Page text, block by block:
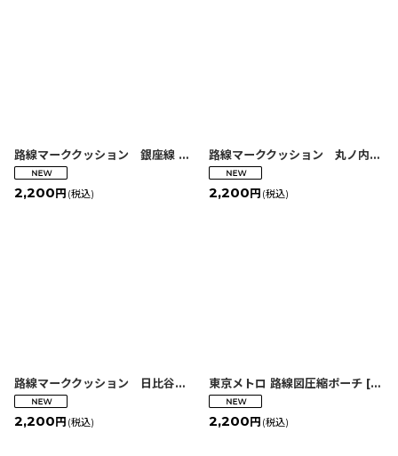
路線マーククッション 銀座線 [2580000065356]
2,200 円 (税込)
路線マーククッション 丸ノ内線
2,200 円 (税込)
路線マーククッション 日比谷線 2580000065370]
2,200 円 (税込)
東京メトロ 路線図圧縮ポーチ [
2,200 円 (税込)